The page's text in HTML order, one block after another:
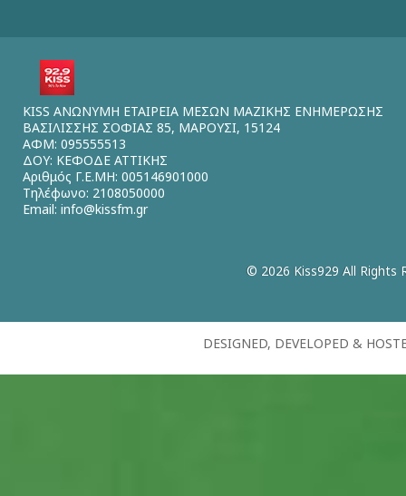
KISS ΑΝΩΝΥΜΗ ΕΤΑΙΡΕΙΑ ΜΕΣΩΝ ΜΑΖΙΚΗΣ ΕΝΗΜΕΡΩΣΗΣ
ΒΑΣΙΛΙΣΣΗΣ ΣΟΦΙΑΣ 85, ΜΑΡΟΥΣΙ, 15124
ΑΦΜ: 095555513
ΔΟΥ: ΚΕΦΟΔΕ ΑΤΤΙΚΗΣ
Αριθμός Γ.Ε.ΜΗ: 005146901000
Τηλέφωνο: 2108050000
Email: info@kissfm.gr
© 2026 Kiss929 All Rights
DESIGNED, DEVELOPED &